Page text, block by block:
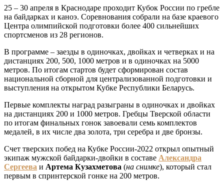
25 – 30 апреля в Краснодаре проходит Кубок России по гребле
на байдарках и каноэ. Соревнования собрали на базе краевого
Центра олимпийской подготовки более 400 сильнейших
спортсменов из 28 регионов.
В программе – заезды в одиночках, двойках и четверках и на
дистанциях 200, 500, 1000 метров и в одиночках на 5000
метров. По итогам стартов будет сформирован состав
национальной сборной для централизованной подготовки и
выступления на открытом Кубке Республики Беларусь.
Первые комплекты наград разыграны в одиночках и двойках
на дистанциях 200 и 1000 метров. Гребцы Тверской области
по итогам финальных гонок завоевали семь комплектов
медалей, в их числе два золота, три серебра и две бронзы.
Счет тверских побед на Кубке России-2022 открыл опытный
экипаж мужской байдарки-двойки в составе Александра
Сергеева и Артема Кузахметова (на снимке), который стал
первым в спринтерской гонке на 200 метров.